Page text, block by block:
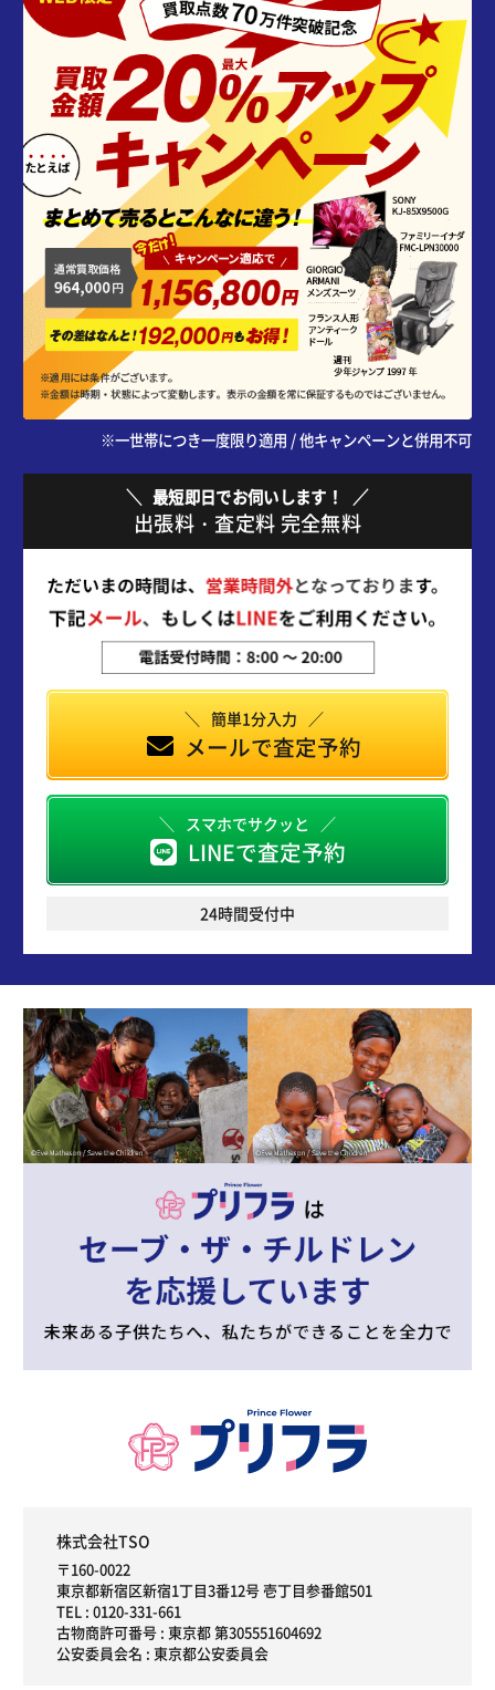
※一世帯につき一度限り適用 / 他キャンペーンと併用不可
最短即日でお伺いします！
出張料・査定料 完全無料
簡単1分入力
メールで査定予約
スマホでサクッと
LINEで査定予約
24時間受付中
株式会社TSO
〒160-0022
東京都新宿区新宿1丁目3番12号 壱丁目参番館501
TEL : 0120-331-661
古物商許可番号 : 東京都 第305551604692
公安委員会名 : 東京都公安委員会